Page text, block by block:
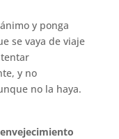
y ponga
se vaya de viaje
y no
no la haya.